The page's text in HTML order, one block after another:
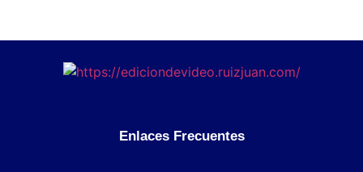
Enlaces Frecuentes